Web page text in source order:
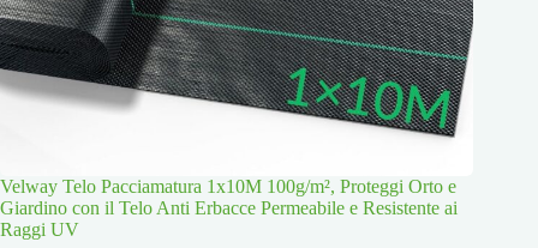
Velway Telo Pacciamatura 1x10M 100g/m², Proteggi Orto e
Giardino con il Telo Anti Erbacce Permeabile e Resistente ai
Raggi UV